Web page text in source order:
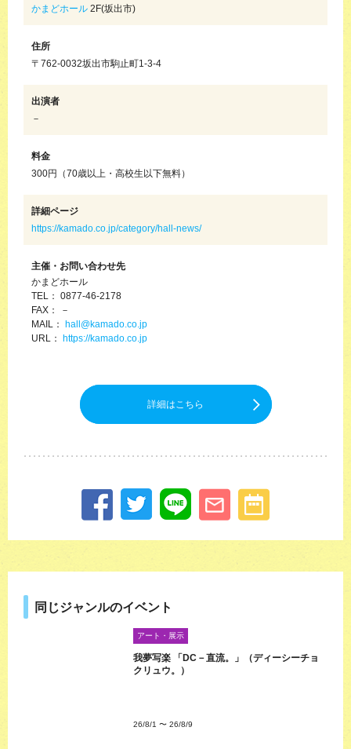
かまどホール 2F(坂出市)
住所
〒762-0032坂出市駒止町1-3-4
出演者
－
料金
300円（70歳以上・高校生以下無料）
詳細ページ
https://kamado.co.jp/category/hall-news/
主催・お問い合わせ先
かまどホール
TEL： 0877-46-2178
FAX： －
MAIL： hall@kamado.co.jp
URL： https://kamado.co.jp
詳細はこちら
同じジャンルのイベント
アート・展示
我夢写楽 「DC－直流。」（ディーシーチョ
クリュウ。）
26/8/1 〜 26/8/9